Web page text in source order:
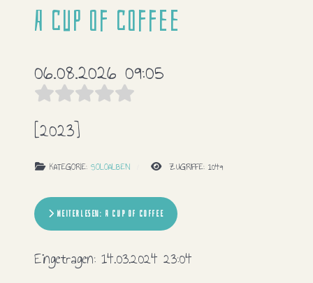
A cup of coffee
06.08.2026 09:05
[2023]
KATEGORIE: SOLOALBEN ZUGRIFFE: 1049
WEITERLESEN: A CUP OF COFFEE
Eingetragen: 14.03.2024 23:04